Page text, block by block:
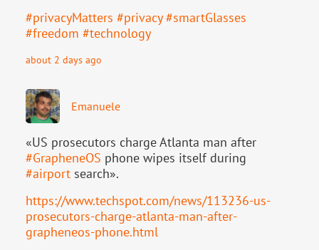
#privacyMatters #privacy #smartGlasses
#freedom #technology
about 2 days ago
Emanuele
«US prosecutors charge Atlanta man after
#GrapheneOS phone wipes itself during
#airport search».
https://www.techspot.com/news/113236-us-
prosecutors-charge-atlanta-man-after-
grapheneos-phone.html